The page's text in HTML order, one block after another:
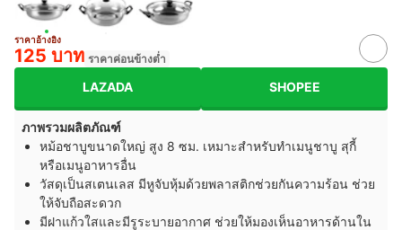
ราคาอ้างอิง
125 บาท ราคาค่อนข้างต่ำ
LAZADA SHOPEE
ภาพรวมผลิตภัณฑ์
หม้อชาบูขนาดใหญ่ สูง 8 ซม. เหมาะสำหรับทำเมนูชาบู สุกี้
หรือเมนูอาหารอื่น
วัสดุเป็นสเตนเลส มีหูจับหุ้มด้วยพลาสติกช่วยกันความร้อน ช่วย
ให้จับถือสะดวก
มีฝาแก้วใสและมีรูระบายอากาศ ช่วยให้มองเห็นอาหารด้านใน